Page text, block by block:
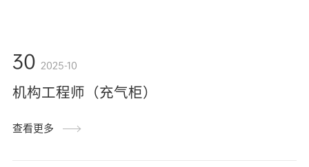
30 2025-10
机构工程师（充气柜）
查看更多